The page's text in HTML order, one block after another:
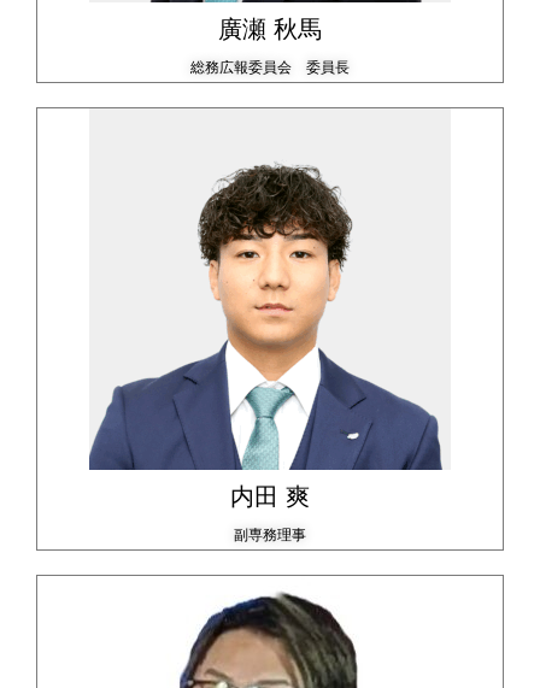
廣瀬 秋馬
総務広報委員会 委員長
内田 爽
副専務理事